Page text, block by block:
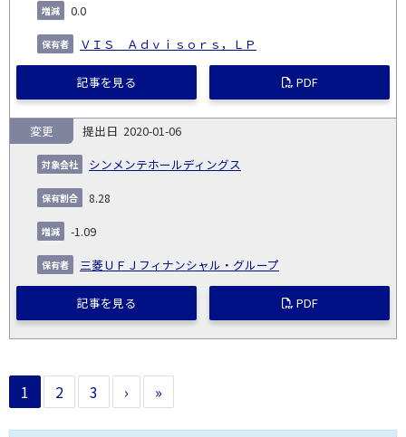
0.0
ＶＩＳ Ａｄｖｉｓｏｒｓ，ＬＰ
記事を見る PDF
2020-01-06
シンメンテホールディングス
変更
8.28
-1.09
三菱ＵＦＪフィナンシャル・グループ
記事を見る PDF
1 2 3 › »